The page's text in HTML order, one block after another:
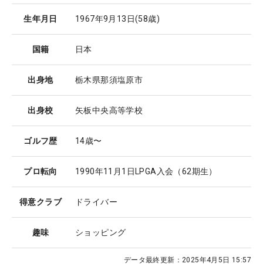
生年月日 1967年9月13日(58歳)
国籍 日本
出身地 栃木県那須塩原市
出身校 矢板中央高等学校
ゴルフ歴 14歳〜
プロ転向 1990年11月1日LPGA入会（62期生）
得意クラブ ドライバー
趣味 ショッピング
データ最終更新： 2025年4月5日 15:57